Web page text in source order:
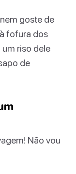
goste de
fofura dos
riso dele
de
Não vou